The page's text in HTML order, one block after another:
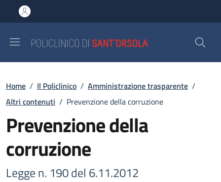
al contenuto principale
to footer content
Briciole di pane
Home / Il Policlinico / Amministrazione trasparente /
Altri contenuti / Prevenzione della corruzione
Prevenzione della
corruzione
Legge n. 190 del 6.11.2012